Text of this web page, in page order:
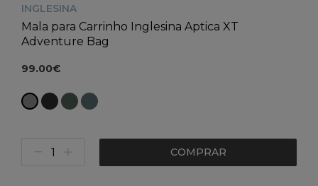
INGLESINA
Mala para Carrinho Inglesina Aptica XT
Adventure Bag
99.00€
COMPRAR